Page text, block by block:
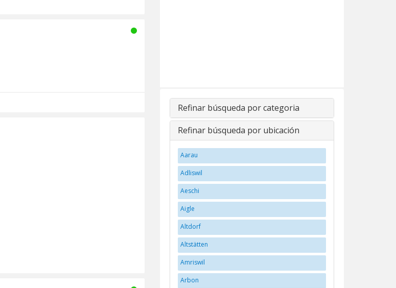
Refinar búsqueda por categoria
Refinar búsqueda por ubicación
Aarau
Adliswil
Aeschi
Aigle
Altdorf
Altstätten
Amriswil
Arbon